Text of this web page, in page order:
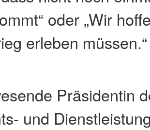
oder „Wir
erleben müssen.“
Präsidentin
und